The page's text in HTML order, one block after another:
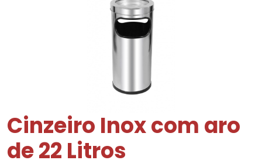
Cinzeiro Inox com aro
de 22 Litros